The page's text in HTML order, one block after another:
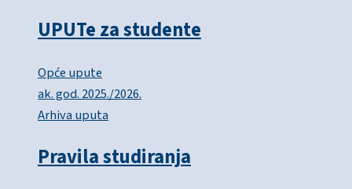
UPUTe za studente
Opće upute
ak. god. 2025./2026.
Arhiva uputa
Pravila studiranja